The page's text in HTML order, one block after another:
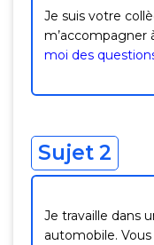
Je suis votre
m’accompagner
moi des
Sujet 2
Je travaille dans
automobile.